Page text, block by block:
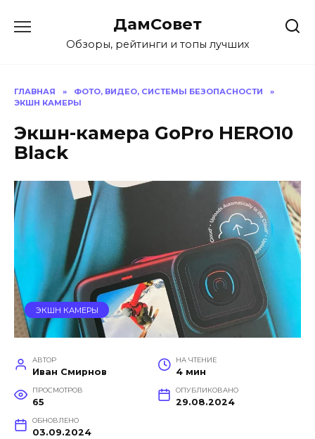
содержанию
ДамСовет
Обзоры, рейтинги и топы лучших
ГЛАВНАЯ » ФОТО, ВИДЕО, СИСТЕМЫ БЕЗОПАСНОСТИ
»
ЭКШН КАМЕРЫ
Экшн-камера GoPro HERO10
Black
ЭКШН КАМЕРЫ
АВТОР
Иван Смирнов
НА ЧТЕНИЕ
4 мин
ПРОСМОТРОВ
65
ОПУБЛИКОВАНО
29.08.2024
ОБНОВЛЕНО
03.09.2024